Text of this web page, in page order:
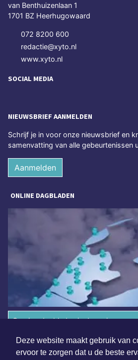
Deze website maakt gebruik van
ervoor te zorgen dat u de beste
van Benthuizenlaan 1
1701 BZ Heerhugowaard
072 8200 600
redactie@xyto.nl
www.xyto.nl
SOCIAL MEDIA
NIEUWSBRIEF AANMELDEN
Schrijf je in voor onze nieuwsbrief en
samenvatting van alle gebeurtenissen
Aanmelden
ONLINE DAGBLADEN
Overige dagbladen in de regio
Algemene voorwaarden